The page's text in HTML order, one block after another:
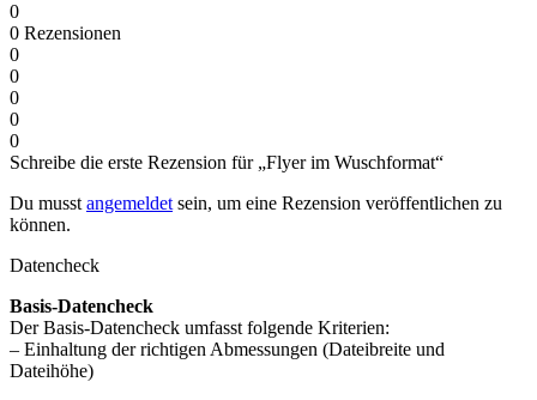
0
0 Rezensionen
0
0
0
0
0
Schreibe die erste Rezension für „Flyer im Wuschformat“
Du musst angemeldet sein, um eine Rezension veröffentlichen zu
können.
Datencheck
Basis-Datencheck
Der Basis-Datencheck umfasst folgende Kriterien:
– Einhaltung der richtigen Abmessungen (Dateibreite und
Dateihöhe)